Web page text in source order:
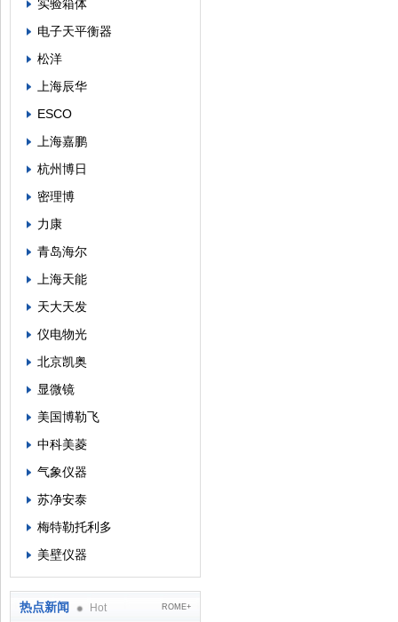
实验箱体
电子天平衡器
松洋
上海辰华
ESCO
上海嘉鹏
杭州博日
密理博
力康
青岛海尔
上海天能
天大天发
仪电物光
北京凯奥
显微镜
美国博勒飞
中科美菱
气象仪器
苏净安泰
梅特勒托利多
美壁仪器
热点新闻 Hot ROME+